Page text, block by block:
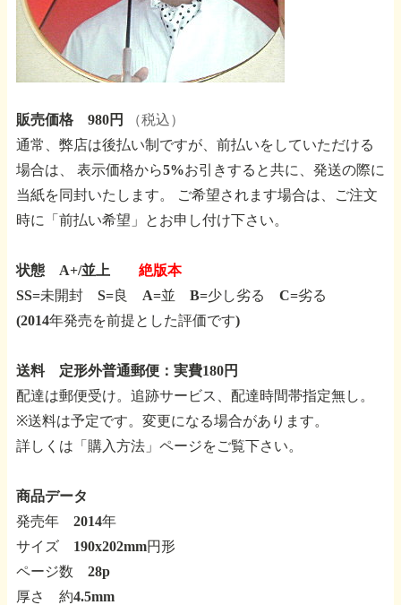
販売価格 980円
（税込）
通常、弊店は後払い制ですが、前払いをしていただける
場合は、
表示価格から5%お引きすると共に、発送の際に
当紙を同封いたします。
ご希望されます場合は、ご注文
時に「前払い希望」とお申し付け下さい。
状態 A+/並上
絶版本
SS=未開封 S=良 A=並 B=少し劣る C=劣る
(2014年発売を前提とした評価です)
送料 定形外普通郵便：実費180円
配達は郵便受け。追跡サービス、配達時間帯指定無し。
※送料は予定です。変更になる場合があります。
詳しくは「購入方法」ページをご覧下さい。
商品データ
発売年 2014年
サイズ 190x202mm円形
ページ数 28p
厚さ 約4.5mm